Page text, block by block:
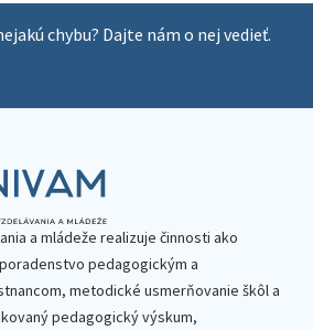
chybu? Dajte nám o nej vedieť.
a mládeže realizuje činnosti ako
pedagogickým a
metodické usmerňovanie škôl a
pedagogický výskum,